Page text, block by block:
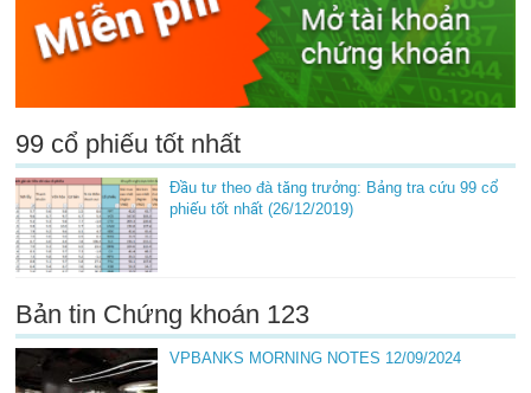
99 cổ phiếu tốt nhất
Đầu tư theo đà tăng trưởng: Bảng tra cứu 99 cổ
phiếu tốt nhất (26/12/2019)
Bản tin Chứng khoán 123
VPBANKS MORNING NOTES 12/09/2024